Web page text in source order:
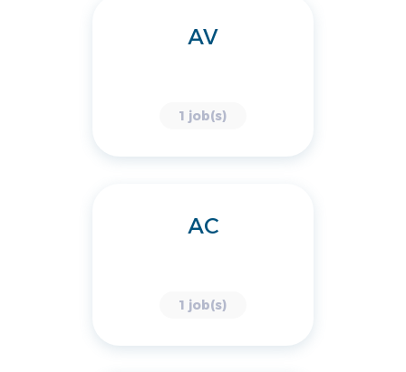
AV
1 job(s)
AC
1 job(s)